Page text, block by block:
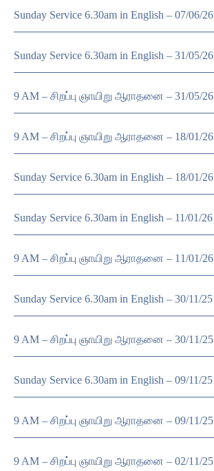
Sunday Service 6.30am in English – 07/06/26
Sunday Service 6.30am in English – 31/05/26
9 AM – சிறப்பு ஞாயிறு ஆராதனை – 31/05/26
9 AM – சிறப்பு ஞாயிறு ஆராதனை – 18/01/26
Sunday Service 6.30am in English – 18/01/26
Sunday Service 6.30am in English – 11/01/26
9 AM – சிறப்பு ஞாயிறு ஆராதனை – 11/01/26
Sunday Service 6.30am in English – 30/11/25
9 AM – சிறப்பு ஞாயிறு ஆராதனை – 30/11/25
Sunday Service 6.30am in English – 09/11/25
9 AM – சிறப்பு ஞாயிறு ஆராதனை – 09/11/25
9 AM – சிறப்பு ஞாயிறு ஆராதனை – 02/11/25